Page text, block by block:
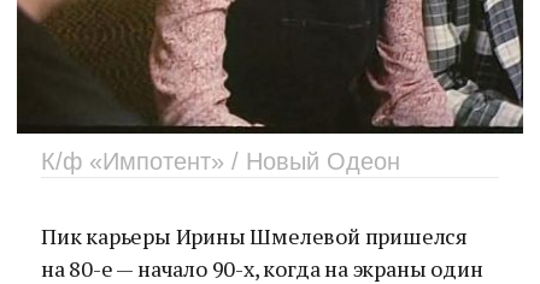
К/ф «Импотент» / Новый Одеон
Пик карьеры Ирины Шмелевой пришелся
на 80-е — начало 90-х, когда на экраны один